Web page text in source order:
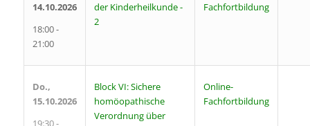
14.10.2026
18:00 -
21:00
der Kinderheilkunde -
2
Fachfortbildung
Do.,
15.10.2026
19:30 -
Block VI: Sichere
homöopathische
Verordnung über
Online-
Fachfortbildung